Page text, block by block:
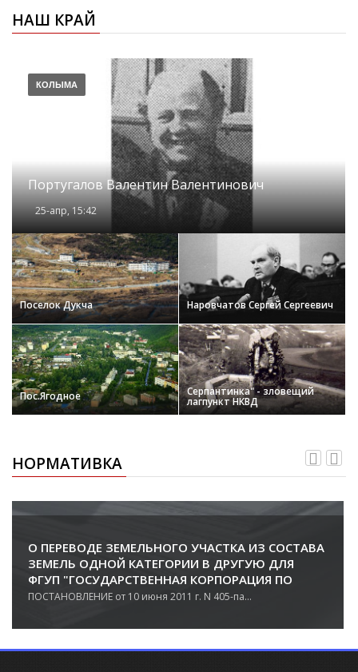
НАШ КРАЙ
КОЛЫМА
Португалов Валентин Валентинович
25-апр, 15:42
Поселок Дукча Наровчатов Сергей Сергеевич
Пос.Ягодное Серпантинка" - зловещий
лагпункт НКВД
НОРМАТИВКА
О ПЕРЕВОДЕ ЗЕМЕЛЬНОГО УЧАСТКА ИЗ СОСТАВА
ЗЕМЕЛЬ ОДНОЙ КАТЕГОРИИ В ДРУГУЮ ДЛЯ
ФГУП "ГОСУДАРСТВЕННАЯ КОРПОРАЦИЯ ПО
ОРГАНИЗАЦИИ ВОЗДУШНОГО ДВИЖЕНИЯ В
ПОСТАНОВЛЕНИЕ от 10 июня 2011 г. N 405-па...